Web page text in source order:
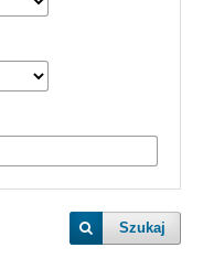
Szukaj